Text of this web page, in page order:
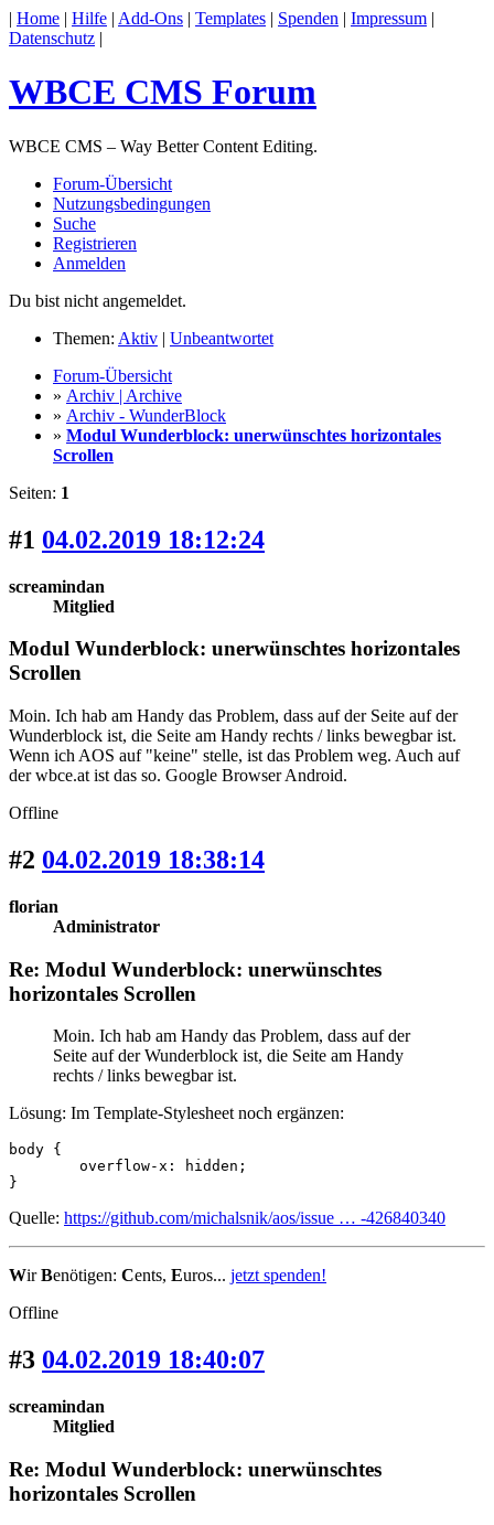
| Home | Hilfe | Add-Ons | Templates | Spenden | Impressum |
Datenschutz |
WBCE CMS Forum
WBCE CMS – Way Better Content Editing.
Forum-Übersicht
Nutzungsbedingungen
Suche
Registrieren
Anmelden
Du bist nicht angemeldet.
Themen: Aktiv | Unbeantwortet
Forum-Übersicht
» Archiv | Archive
» Archiv - WunderBlock
» Modul Wunderblock: unerwünschtes horizontales
Scrollen
Seiten: 1
#1 04.02.2019 18:12:24
screamindan
Mitglied
Modul Wunderblock: unerwünschtes horizontales
Scrollen
Moin. Ich hab am Handy das Problem, dass auf der Seite auf der
Wunderblock ist, die Seite am Handy rechts / links bewegbar ist.
Wenn ich AOS auf "keine" stelle, ist das Problem weg. Auch auf
der wbce.at ist das so. Google Browser Android.
Offline
#2 04.02.2019 18:38:14
florian
Administrator
Re: Modul Wunderblock: unerwünschtes
horizontales Scrollen
Moin. Ich hab am Handy das Problem, dass auf der
Seite auf der Wunderblock ist, die Seite am Handy
rechts / links bewegbar ist.
Lösung: Im Template-Stylesheet noch ergänzen:
body {
}
Quelle: https://github.com/michalsnik/aos/issue … -426840340
WirBenötigen: Cents, Euros... jetzt spenden!
Offline
#3 04.02.2019 18:40:07
screamindan
Mitglied
Re: Modul Wunderblock: unerwünschtes
horizontales Scrollen